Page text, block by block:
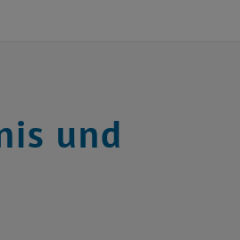
und